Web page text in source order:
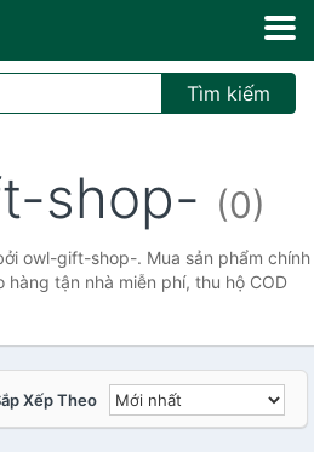
Tìm kiếm
shop- (0)
owl-gift-shop-. Mua sản phẩm chính
tận nhà miễn phí, thu hộ COD
Xếp Theo